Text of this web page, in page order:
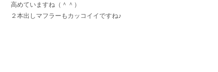
高めていますね（＾＾）
２本出しマフラーもカッコイイですね♪